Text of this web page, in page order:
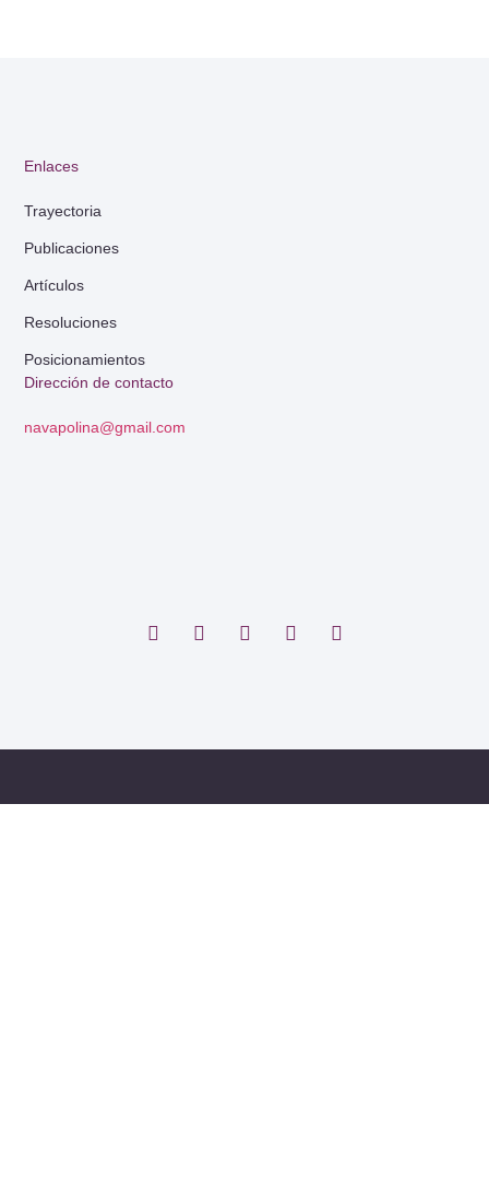
Dirección de contacto
navapolina@gmail.com
Enlaces
Trayectoria
Publicaciones
Artículos
Resoluciones
Posicionamientos